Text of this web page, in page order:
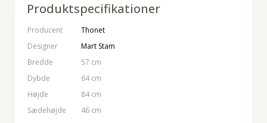
Produktspecifikationer
Producent
Thonet
Designer
Mart Stam
Bredde
57 cm
Dybde
64 cm
Højde
84 cm
Sædehøjde
46 cm